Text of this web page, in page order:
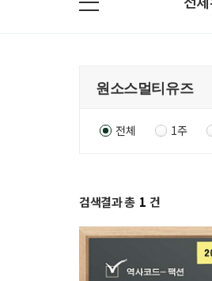
전체 1주
검색결과 총 1 건